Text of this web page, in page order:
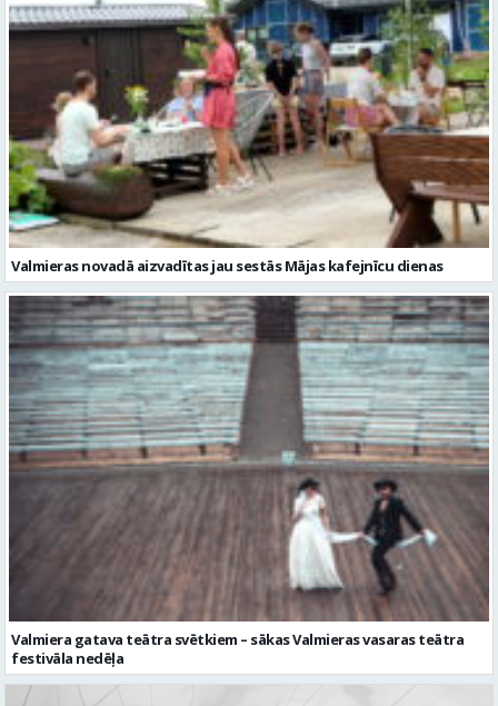
Valmieras novadā aizvadītas jau sestās Mājas kafejnīcu dienas
Valmiera gatava teātra svētkiem – sākas Valmieras vasaras teātra
festivāla nedēļa